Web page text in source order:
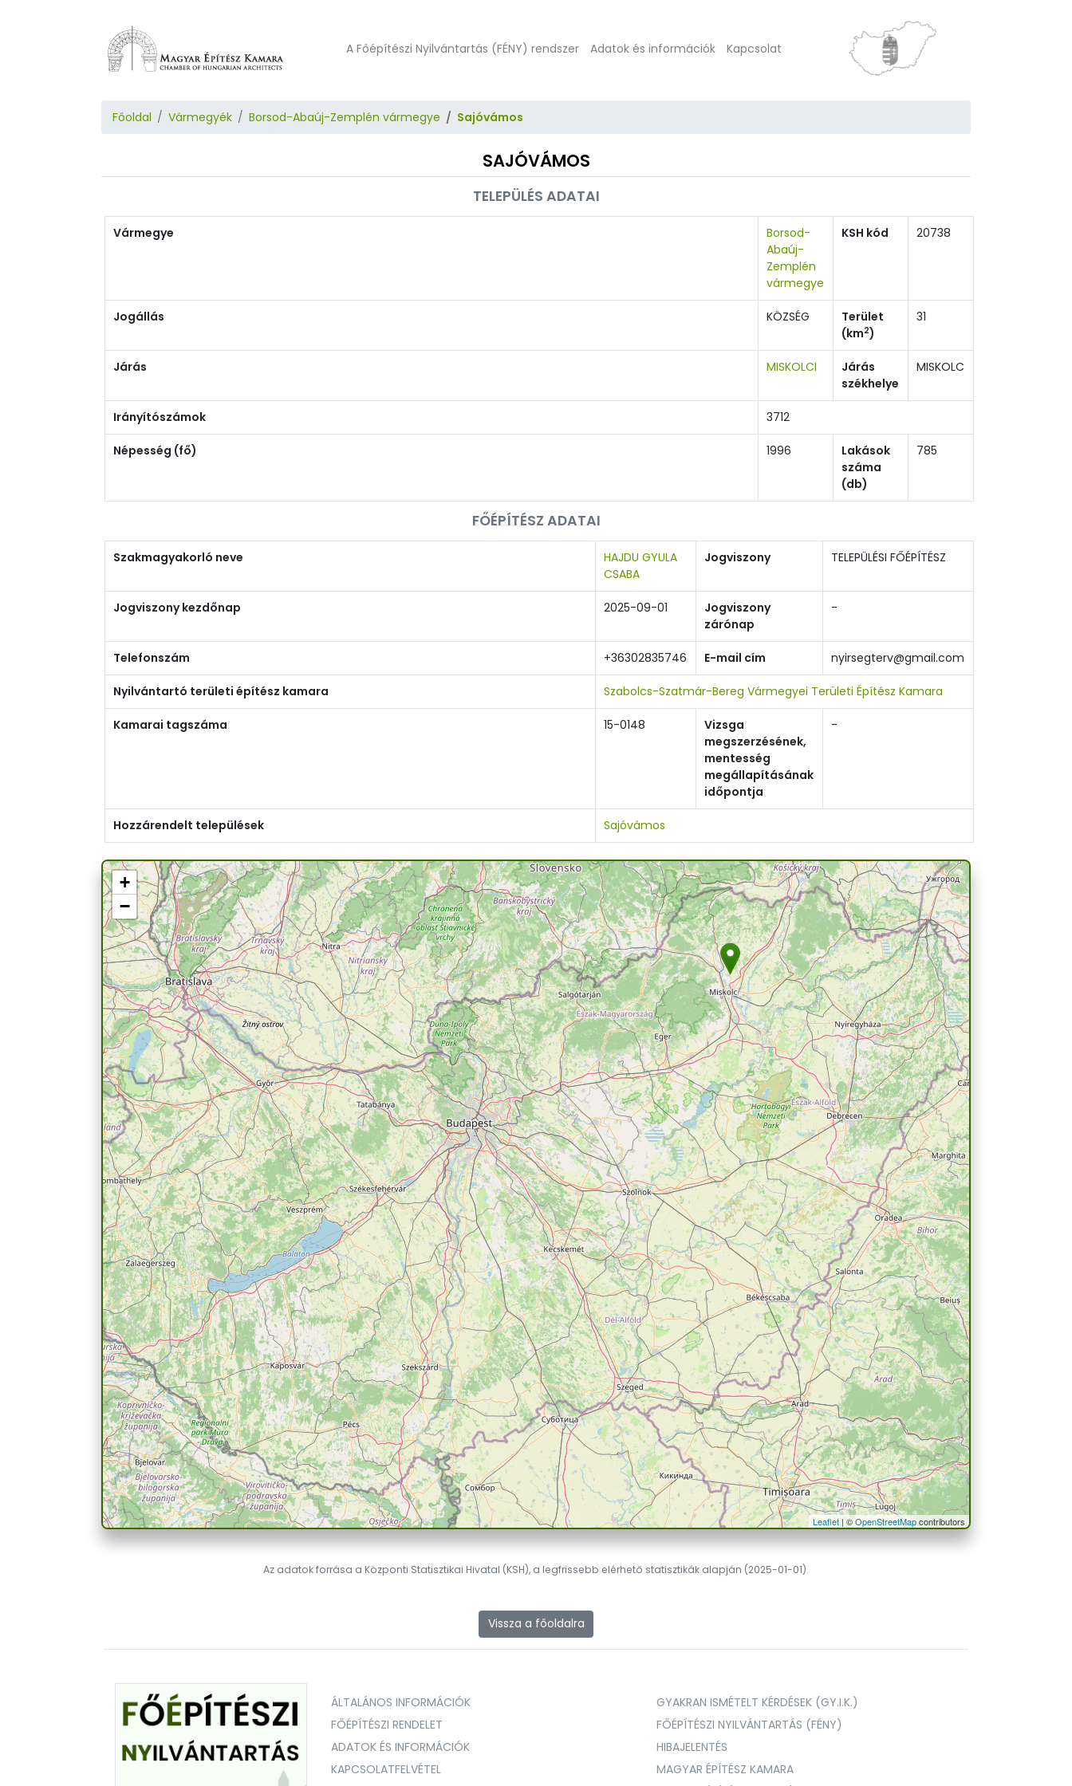
A Főépítészi Nyilvántartás (FÉNY) rendszer Adatok és információk Kapcsolat
Főoldal Vármegyék Borsod-Abaúj-Zemplén vármegye Sajóvámos
SAJÓVÁMOS
TELEPÜLÉS ADATAI
Vármegye
Borsod-
Abaúj-
Zemplén
vármegye
KSH kód 20738
Jogállás KÖZSÉG
Terület
(km2)
31
Járás MISKOLCI
Járás
székhelye
MISKOLC
Irányítószámok 3712
Népesség (fő) 1996
Lakások
száma
(db)
785
FŐÉPÍTÉSZ ADATAI
Szakmagyakorló neve
HAJDU GYULA
CSABA
Jogviszony TELEPÜLÉSI FŐÉPÍTÉSZ
Jogviszony kezdőnap 2025-09-01
Jogviszony
zárónap
-
Telefonszám +36302835746 E-mail cím nyirsegterv@gmail.com
Nyilvántartó területi építész kamara Szabolcs-Szatmár-Bereg Vármegyei Területi Építész Kamara
Kamarai tagszáma 15-0148
Vizsga
megszerzésének,
mentesség
megállapításának
időpontja
-
Hozzárendelt települések Sajóvámos
+
−
Leaflet | ©OpenStreetMapcontributors
Az adatok forrása a Központi Statisztikai Hivatal (KSH), a legfrissebb elérhető statisztikák alapján (2025-01-01).
Vissza a főoldalra
ÁLTALÁNOS INFORMÁCIÓK
GYAKRAN ISMÉTELT KÉRDÉSEK (GY.I.K.)
FŐÉPÍTÉSZI RENDELET
FŐÉPÍTÉSZI NYILVÁNTARTÁS (FÉNY)
ADATOK ÉS INFORMÁCIÓK
HIBAJELENTÉS
KAPCSOLATFELVÉTEL
MAGYAR ÉPÍTÉSZ KAMARA